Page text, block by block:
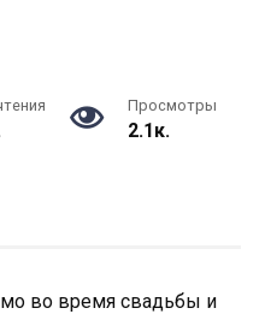
Просмотры
2.1к.
во время свадьбы и